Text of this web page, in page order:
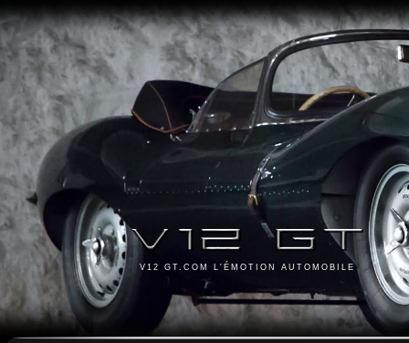
V12 GT.COM L'ÉMOTION AUTOMOBILE